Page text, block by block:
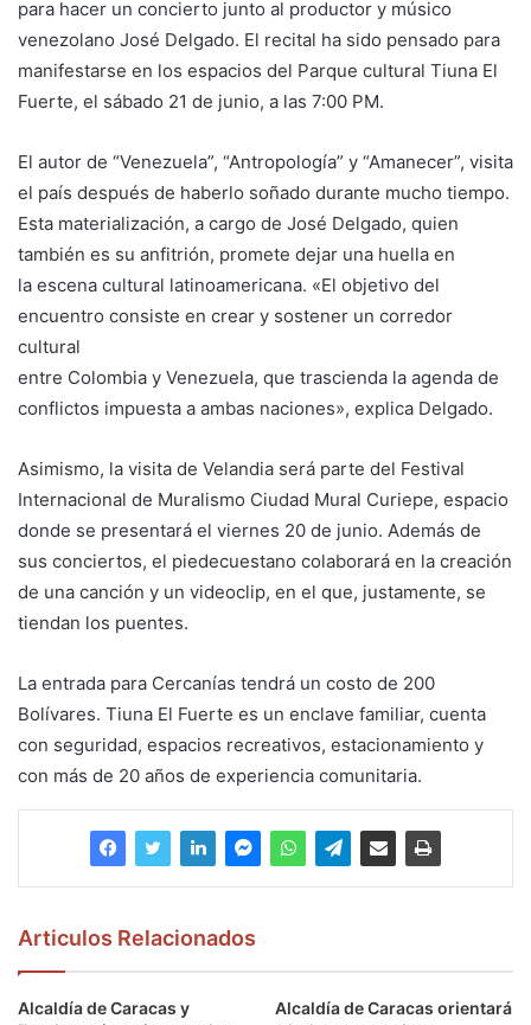
para hacer un concierto junto al productor y músico
venezolano José Delgado. El recital ha sido pensado para
manifestarse en los espacios del Parque cultural Tiuna El
Fuerte, el sábado 21 de junio, a las 7:00 PM.
El autor de “Venezuela”, “Antropología” y “Amanecer”, visita
el país después de haberlo soñado durante mucho tiempo.
Esta materialización, a cargo de José Delgado, quien
también es su anfitrión, promete dejar una huella en
la escena cultural latinoamericana. «El objetivo del
encuentro consiste en crear y sostener un corredor
cultural
entre Colombia y Venezuela, que trascienda la agenda de
conflictos impuesta a ambas naciones», explica Delgado.
Asimismo, la visita de Velandia será parte del Festival
Internacional de Muralismo Ciudad Mural Curiepe, espacio
donde se presentará el viernes 20 de junio. Además de
sus conciertos, el piedecuestano colaborará en la creación
de una canción y un videoclip, en el que, justamente, se
tiendan los puentes.
La entrada para Cercanías tendrá un costo de 200
Bolívares. Tiuna El Fuerte es un enclave familiar, cuenta
con seguridad, espacios recreativos, estacionamiento y
con más de 20 años de experiencia comunitaria.
Articulos Relacionados
Alcaldía de Caracas y
Alcaldía de Caracas orientará